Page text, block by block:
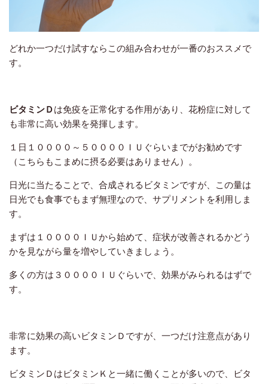
どれか一つだけ試すならこの組み合わせが一番のおススメで
す。
ビタミンＤは免疫を正常化する作用があり、花粉症に対して
も非常に高い効果を発揮します。
１日１００００～５００００ＩＵぐらいまでがお勧めです
（こちらもこまめに摂る必要はありません）。
日光に当たることで、合成されるビタミンですが、この量は
日光でも食事でもまず無理なので、サプリメントを利用しま
す。
まずは１００００ＩＵから始めて、症状が改善されるかどう
かを見ながら量を増やしていきましょう。
多くの方は３００００ＩＵぐらいで、効果がみられるはずで
す。
非常に効果の高いビタミンＤですが、一つだけ注意点があり
ます。
ビタミンＤはビタミンＫと一緒に働くことが多いので、ビタ